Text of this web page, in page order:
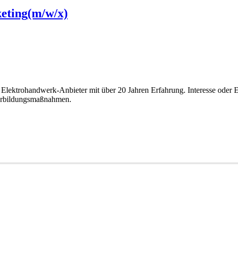
(m/w/x)
Anbieter mit über 20 Jahren Erfahrung. Interesse